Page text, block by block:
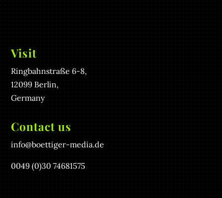
Visit
Ringbahnstraße 6-8,
12099 Berlin,
Germany
Contact us
info@boettiger-media.de
0049 (0)30 74681575